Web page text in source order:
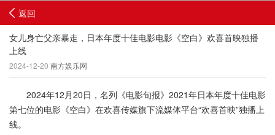
返回
女儿身亡父亲暴走，日本年度十佳电影电影《空白》欢喜首映独播
上线
2024-12-20 南方娱乐网
2024年12月20日，名列《电影旬报》2021年日本年度十佳电影
第七位的电影《空白》在欢喜传媒旗下流媒体平台“欢喜首映”独播上
线。